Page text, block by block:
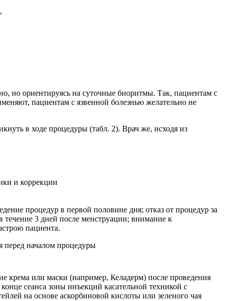
но ориентируясь на суточные биоритмы. Так, пациентам с
пациентам с язвенной болезнью желательно не
в ходе процедуры (табл. 2). Врач же, исходя из
и коррекции
процедур в первой половине дня; отказ от процедур за
течение 3 дней после менструации; внимание к
пациента.
перед началом процедуры
крема или маски (например, Келадерм) после проведения
конце сеанса зоны инъекций касательной техникой с
на основе аскорбиновой кислоты или зеленого чая